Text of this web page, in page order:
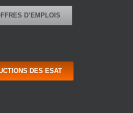
D’EMPLOIS
DES ESAT